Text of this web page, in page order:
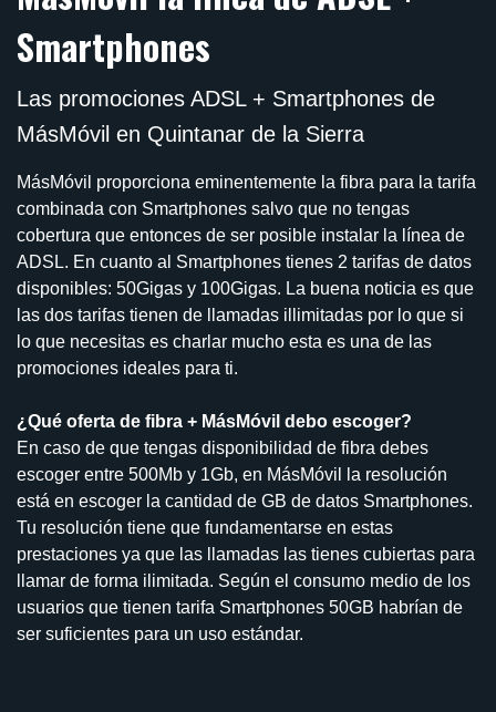
Smartphones
Las promociones ADSL + Smartphones de
MásMóvil en Quintanar de la Sierra
MásMóvil proporciona eminentemente la fibra para la tarifa
combinada con Smartphones salvo que no tengas
cobertura que entonces de ser posible instalar la línea de
ADSL. En cuanto al Smartphones tienes 2 tarifas de datos
disponibles: 50Gigas y 100Gigas. La buena noticia es que
las dos tarifas tienen de llamadas illimitadas por lo que si
lo que necesitas es charlar mucho esta es una de las
promociones ideales para ti.
¿Qué oferta de fibra + MásMóvil debo escoger?
En caso de que tengas disponibilidad de fibra debes
escoger entre 500Mb y 1Gb, en MásMóvil la resolución
está en escoger la cantidad de GB de datos Smartphones.
Tu resolución tiene que fundamentarse en estas
prestaciones ya que las llamadas las tienes cubiertas para
llamar de forma ilimitada. Según el consumo medio de los
usuarios que tienen tarifa Smartphones 50GB habrían de
ser suficientes para un uso estándar.